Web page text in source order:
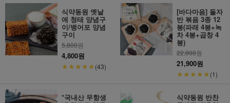
식약동원 옛날
애 청태 양념구
이/뱅어포 양념
구이
5,800원
4,800원
★★★★★(43)
[바다마음] 돌자
반 볶음 3종 12
봉(파래 4봉+녹
차 4봉+곱창 4
봉)
22,900원
21,900원
★★★★★(1)
*국내산 무항생 식약동원 반찬